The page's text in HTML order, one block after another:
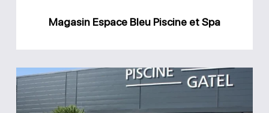
Magasin Espace Bleu Piscine et Spa
Magasin